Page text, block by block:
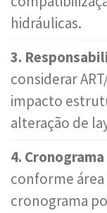
hidráulicas.
3.
considerar
impacto
alteração de
4.
conforme
cronograma